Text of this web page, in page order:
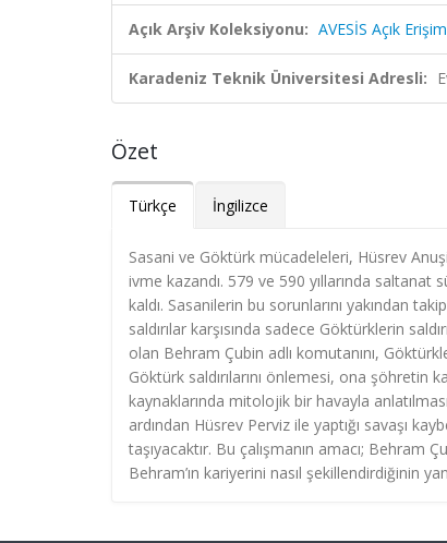
Açık Arşiv Koleksiyonu: AVESİS Açık
Karadeniz Teknik Üniversitesi Adresli:
Özet
Türkçe İngilizce
Sasani ve Göktürk mücadeleleri, Hüsrev
ivme kazandı. 579 ve 590 yıllarında saltanat
kaldı. Sasanilerin bu sorunlarını yakından
saldırılar karşısında sadece Göktürklerin
olan Behram Çubin adlı komutanını,
Göktürk saldırılarını önlemesi, ona şöhretin
kaynaklarında mitolojik bir havayla
ardından Hüsrev Perviz ile yaptığı savaşı
taşıyacaktır. Bu çalışmanın amacı; Behram
Behram’ın kariyerini nasıl şekillendirdiğinin